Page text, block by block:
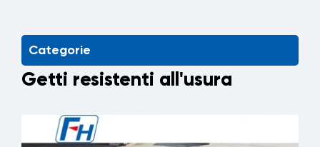
Categorie
Getti resistenti all'usura